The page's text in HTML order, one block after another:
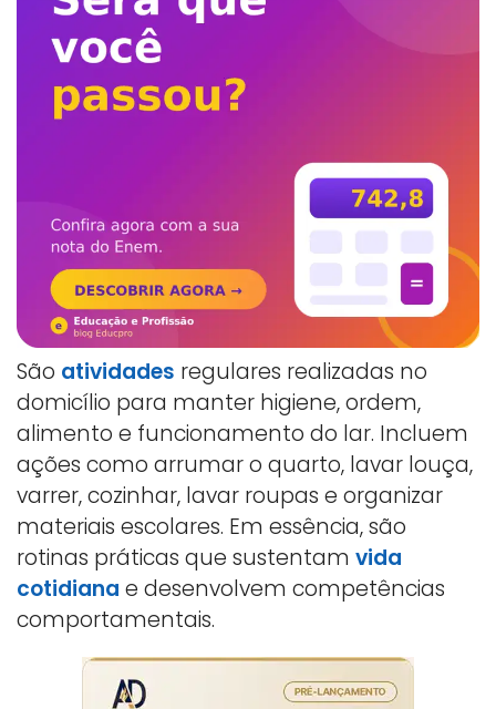
São atividades regulares realizadas no
domicílio para manter higiene, ordem,
alimento e funcionamento do lar. Incluem
ações como arrumar o quarto, lavar louça,
varrer, cozinhar, lavar roupas e organizar
materiais escolares. Em essência, são
rotinas práticas que sustentam vida
cotidiana e desenvolvem competências
comportamentais.